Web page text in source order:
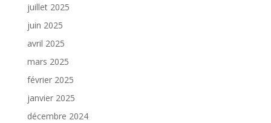
juillet 2025
juin 2025
avril 2025
mars 2025
février 2025
janvier 2025
décembre 2024